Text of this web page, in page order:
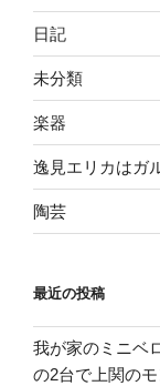
日記
未分類
楽器
逸見エリカはガ
陶芸
最近の投稿
我が家のミニベ
の2台で上関の